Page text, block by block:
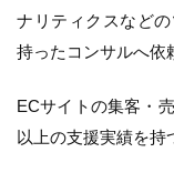
ナリティクスなど
持ったコンサルへ依
ECサイトの集客・
以上の支援実績を持